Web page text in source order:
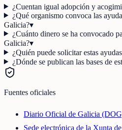
¿Cuentan igual adopción y
¿Qué organismo convoca las
Galicia?▾
¿Cuánto dinero se ha convocado
Galicia?▾
¿Quién puede solicitar estas
¿Dónde se publican las bases de
Fuentes oficiales
Diario Oficial de Galicia
Sede electrónica de la Xunta